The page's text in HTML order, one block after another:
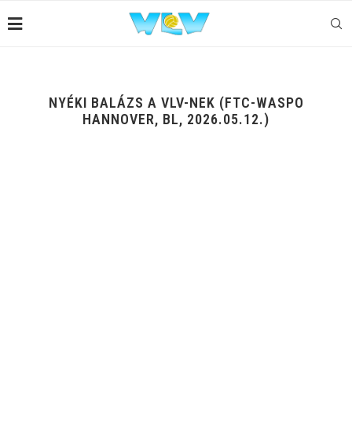
NYÉKI BALÁZS A VLV-NEK (FTC-WASPO
HANNOVER, BL, 2026.05.12.)